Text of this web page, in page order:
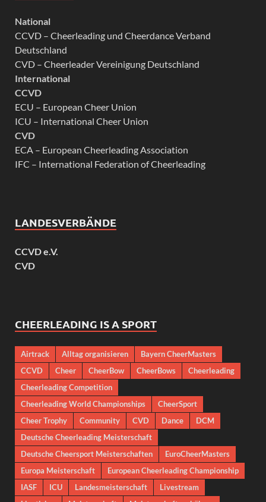
National
CCVD – Cheerleading und Cheerdance Verband
Deutschland
CVD – Cheerleader Vereinigung Deutschland
International
CCVD
ECU – European Cheer Union
ICU – International Cheer Union
CVD
ECA – European Cheerleading Association
IFC – International Federation of Cheerleading
LANDESVERBÄNDE
CCVD e.V.
CVD
CHEERLEADING IS A SPORT
Airtrack Alltag organisieren
Bayern CheerMasters
CCVD
Cheer CheerBow CheerBows
Cheerleading
Cheerleading Competition
Cheerleading World Championships
CheerSport
Cheer Trophy
Community CVD Dance
DCM
Deutsche Cheerleading Meisterschaft
Deutsche Cheersport Meisterschaften
EuroCheerMasters
Europa Meisterschaft
European Cheerleading Championship
IASF
ICU Landesmeisterschaft
Livestream